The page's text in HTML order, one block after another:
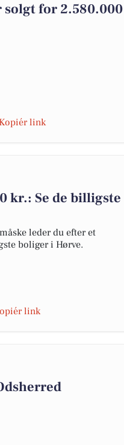
for 2.580.000
Kopiér link
kr.: Se de billigste
leder du efter et
boliger i Hørve.
link